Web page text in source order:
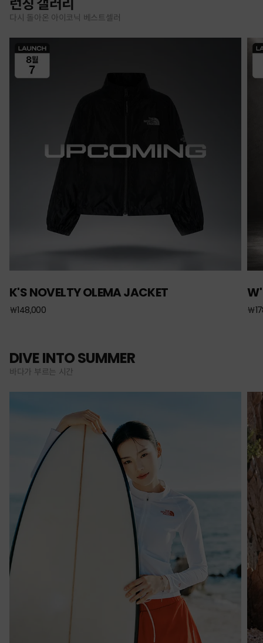
런칭 갤러리
다시 돌아온 아이코닉 베스트셀러
K'S NOVELTY OLEMA JACKET
￦148,000
W'
￦
DIVE INTO SUMMER
바다가 부르는 시간